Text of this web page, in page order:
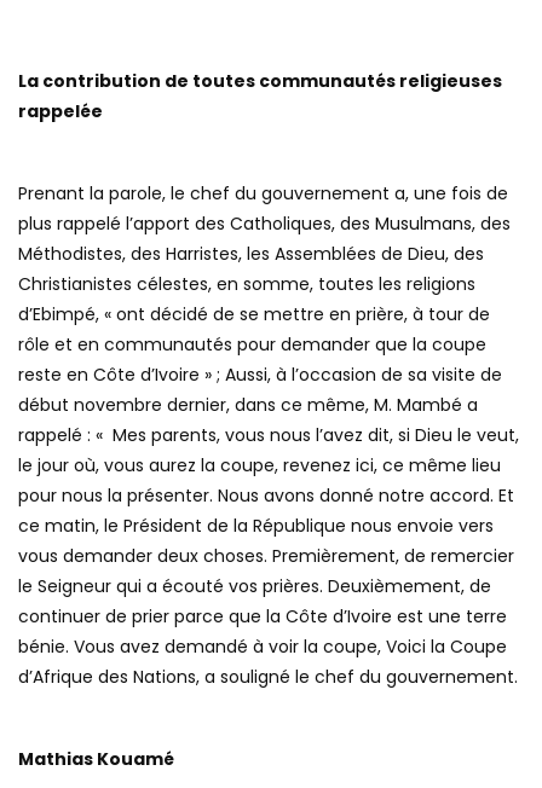
La contribution de toutes communautés religieuses
rappelée
Prenant la parole, le chef du gouvernement a, une fois de
plus rappelé l’apport des Catholiques, des Musulmans, des
Méthodistes, des Harristes, les Assemblées de Dieu, des
Christianistes célestes, en somme, toutes les religions
d’Ebimpé, « ont décidé de se mettre en prière, à tour de
rôle et en communautés pour demander que la coupe
reste en Côte d’Ivoire » ; Aussi, à l’occasion de sa visite de
début novembre dernier, dans ce même, M. Mambé a
rappelé : « Mes parents, vous nous l’avez dit, si Dieu le veut,
le jour où, vous aurez la coupe, revenez ici, ce même lieu
pour nous la présenter. Nous avons donné notre accord. Et
ce matin, le Président de la République nous envoie vers
vous demander deux choses. Premièrement, de remercier
le Seigneur qui a écouté vos prières. Deuxièmement, de
continuer de prier parce que la Côte d’Ivoire est une terre
bénie. Vous avez demandé à voir la coupe, Voici la Coupe
d’Afrique des Nations, a souligné le chef du gouvernement.
Mathias Kouamé